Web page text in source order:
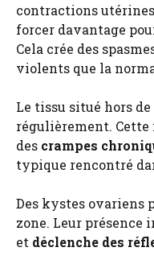
contractions
forcer davantage
Cela crée des
violents que la
Le tissu situé hors de
régulièrement.
des crampes
typique rencontré
Des kystes ovariens
zone. Leur
et déclenche des